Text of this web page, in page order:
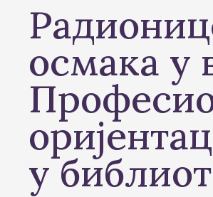
осмака у
у